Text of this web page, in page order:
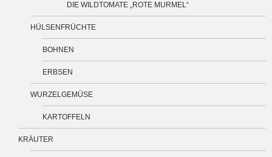
DIE WILDTOMATE „ROTE MURMEL“
HÜLSENFRÜCHTE
BOHNEN
ERBSEN
WURZELGEMÜSE
KARTOFFELN
KRÄUTER